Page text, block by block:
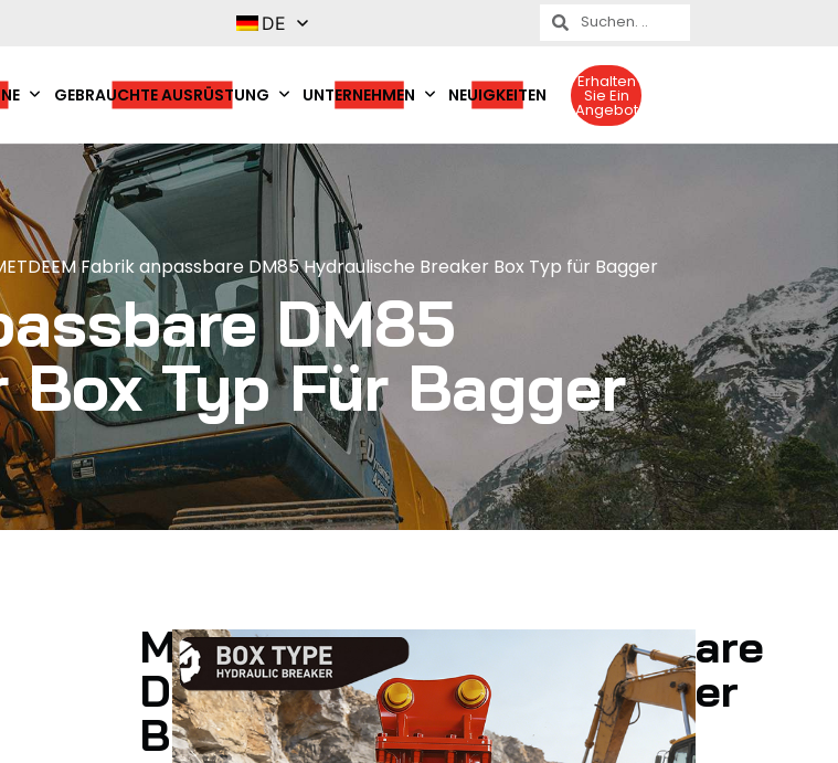
DE
GEBRAUCHTE AUSRÜSTUNG UNTERNEHMEN NEUIGKEITEN
Erhalten
Sie Ein
Angebot
Fabrik anpassbare DM85 Hydraulische Breaker Box Typ für Bagger
DM85
Typ Für Bagger
METDEEM Fabrik Anpassbare
DM85 Hydraulische Breaker
Box Typ Für Bagger